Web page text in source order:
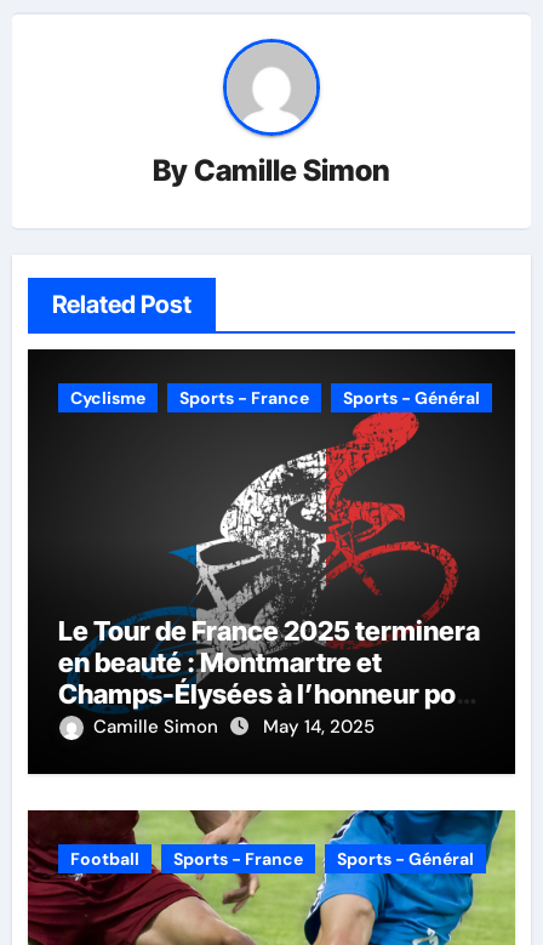
ByCamille Simon
Related Post
Cyclisme Sports - France Sports - Général
Le Tour de France 2025 terminera
en beauté : Montmartre et
Champs-Élysées à l’honneur pour
la dernière étape
Camille Simon May 14, 2025
Football Sports - France Sports - Général